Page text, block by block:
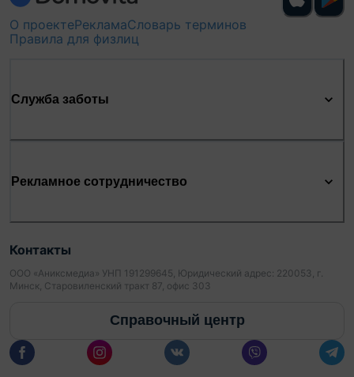
О проектеРекламаСловарь терминов
Правила для физлиц
Служба заботы
Рекламное сотрудничество
Контакты
ООО «Аниксмедиа» УНП 191299645, Юридический адрес: 220053, г.
Минск, Старовиленский тракт 87, офис 303
Справочный центр